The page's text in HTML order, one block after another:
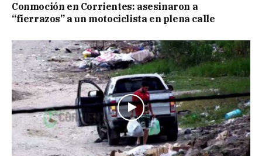
Conmoción en Corrientes: asesinaron a
“fierrazos” a un motociclista en plena calle